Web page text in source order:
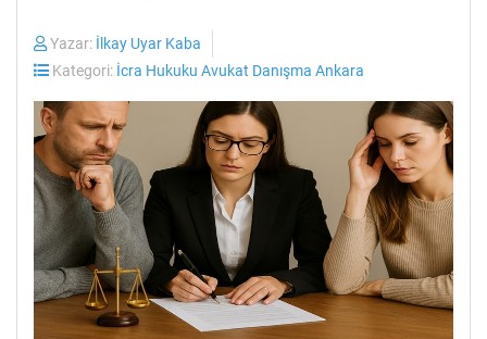
Yazar: İlkay Uyar Kaba
Kategori: İcra Hukuku Avukat Danışma Ankara